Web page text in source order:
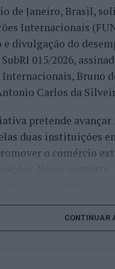
comprar um
e a transformação
Carlos frisa
estrangeiros,
Europa e do mundo”.
de Janeiro, Brasil,
Internacionais
divulgação do
015/2026,
Bruno
Carlos da
pretende avançar
duas instituições
o comércio
Exterior do Estado do
de um Dashboard de
CONTINUAR